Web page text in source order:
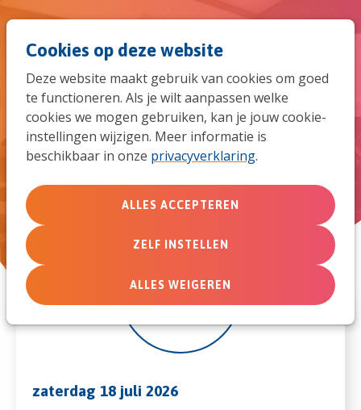
Cookies op deze website
Deze website maakt gebruik van cookies om goed
te functioneren. Als je wilt aanpassen welke
cookies we mogen gebruiken, kan je jouw cookie-
instellingen wijzigen. Meer informatie is
beschikbaar in onze privacyverklaring.
ALLES ACCEPTEREN
ZELF INSTELLEN
ALLES WEIGEREN
naar
de
De Hoop on Tour | Hoogvliet
18
jul
zaterdag 18 juli 2026